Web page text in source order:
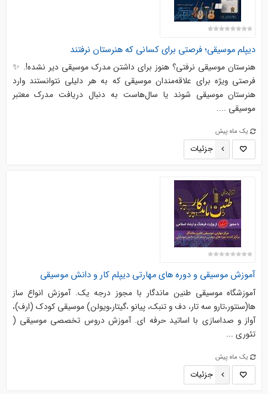
دیپلم موسیقی؛ فرصتی برای کسانی که هنرستان نرفتند
هنرستان موسیقی نرفتی؟ هنوز برای داشتن مدرک موسیقی دیر نشده!. ✨
فرصتی ویژه برای علاقه‌مندان موسیقی که به هر دلیلی نتوانستند وارد
هنرستان موسیقی شوند یا سال‌هاست به دنبال دریافت مدرک معتبر
موسیقی ....
یک ماه پیش
جزئیات
آموزش موسیقی و دوره های مهارتی دیپلم کار و دانش موسیقی
آموزشگاه موسیقی طنین ماندگار با مجوز درجه یک. آموزش انواع ساز
ها(سنتور،تارو سه تار، دف و تنبک، پیانو ،گیتار،ویولن) موسیقی کودک (ارف)،
آواز و صداسازی با اساتید حرفه ای. آموزش دروس تخصصی موسیقی (
تئوری ...
یک ماه پیش
جزئیات